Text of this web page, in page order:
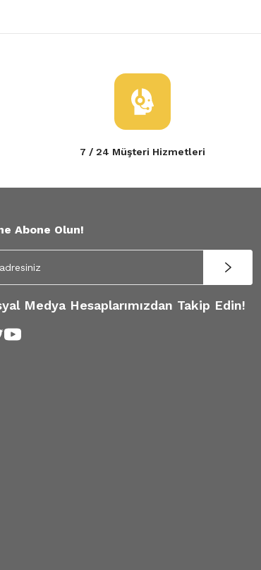
7 / 24 Müşteri Hizmetleri
Abone Olun!
Medya Hesaplarımızdan Takip Edin!